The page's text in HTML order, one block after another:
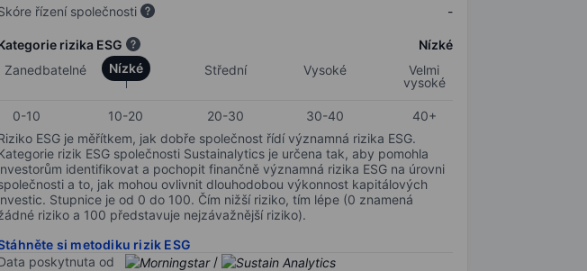
řízení společnosti
-
rizika ESG
Nízké
Zanedbatelné
Nízké Střední Vysoké
Velmi
vysoké
0-10 10-20 20-30 30-40
40+
ESG je měřítkem, jak dobře společnost řídí významná rizika ESG.
rizik ESG společnosti Sustainalytics je určena tak, aby pomohla
identifikovat a pochopit finančně významná rizika ESG na úrovni
a to, jak mohou ovlivnit dlouhodobou výkonnost kapitálových
Stupnice je od 0 do 100. Čím nižší riziko, tím lépe (0 znamená
riziko a 100 představuje nejzávažnější riziko).
si metodiku rizik ESG
poskytnuta od
/